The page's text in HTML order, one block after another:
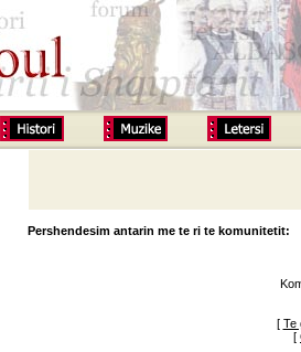
Pershendesim antarin me te ri te komunitetit:
[ Te
[